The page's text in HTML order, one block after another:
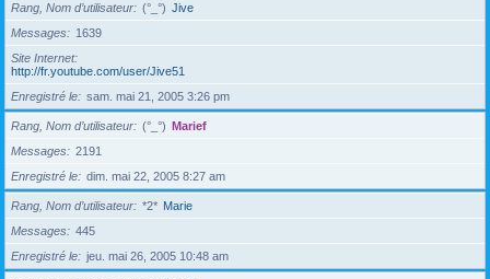
Rang, Nom d’utilisateur (°_°) Jive
Messages
1639
Site Internet
http://fr.youtube.com/user/Jive51
Enregistré le
sam. mai 21, 2005 3:26 pm
Rang, Nom d’utilisateur (°_°) Marief
Messages
2191
Enregistré le
dim. mai 22, 2005 8:27 am
Rang, Nom d’utilisateur *2* Marie
Messages
445
Enregistré le
jeu. mai 26, 2005 10:48 am